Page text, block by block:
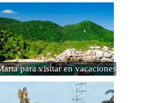
para visitar en vacaciones